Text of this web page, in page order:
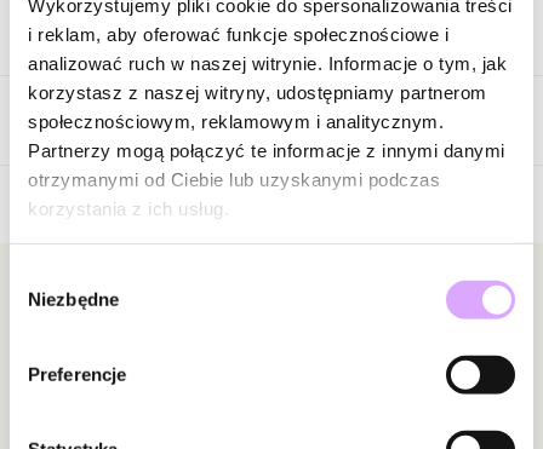
Wykorzystujemy pliki cookie do spersonalizowania treści
i reklam, aby oferować funkcje społecznościowe i
analizować ruch w naszej witrynie. Informacje o tym, jak
korzystasz z naszej witryny, udostępniamy partnerom
społecznościowym, reklamowym i analitycznym.
Partnerzy mogą połączyć te informacje z innymi danymi
otrzymanymi od Ciebie lub uzyskanymi podczas
korzystania z ich usług.
zgody
Niezbędne
Preferencje
Opis produktu
Surowiec: mosiądz.
Kolor surowca: złoty.
Wymiary kolczyka: 2,08 cm x 10,15 cm.
Zobacz inne produkty z kolekcji Glam Rock
Opinie
Bądź pierwszą osobą, która podzieli się opinią o tym
Powiadomienie
Newsletter